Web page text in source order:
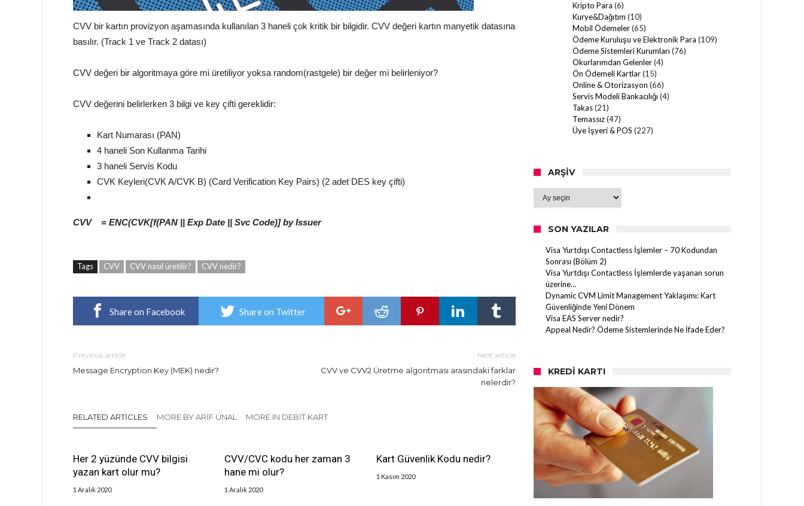
CVV bir kartın provizyon aşamasında kullanılan 3 haneli çok kritik bir bilgidir. CVV değeri kartın manyetik datasına
basılır. (Track 1 ve Track 2 datası)
CVV değeri bir algoritmaya göre mi üretiliyor yoksa random(rastgele) bir değer mi belirleniyor?
CVV değerini belirlerken 3 bilgi ve key çifti gereklidir:
Kart Numarası (PAN)
4 haneli Son Kullanma Tarihi
3 haneli Servis Kodu
CVK Keyleri(CVK A/CVK B) (Card Verification Key Pairs) (2 adet DES key çifti)
CVV = ENC(CVK[f(PAN || Exp Date || Svc Code)] by Issuer
Tags CVV CVV nasıl üretilir? CVV nedir?
Share on Facebook Share on Twitter
Previous article
Message Encryption Key (MEK) nedir?
Next article
CVV ve CVV2 Üretme algoritması arasındaki farklar
nelerdir?
RELATED ARTICLES MORE BY ARIF ÜNAL MORE IN DEBIT KART
Her 2 yüzünde CVV bilgisi
yazan kart olur mu?
1 Aralık 2020
CVV/CVC kodu her zaman 3
hane mi olur?
1 Aralık 2020
Kart Güvenlik Kodu nedir?
1 Kasım 2020
Kripto Para (6)
Kurye&Dağıtım (10)
Mobil Ödemeler(65)
Ödeme Kuruluşu ve Elektronik Para (109)
Ödeme Sistemleri Kurumları (76)
Okurlarımdan Gelenler(4)
Ön Ödemeli Kartlar(15)
Online & Otorizasyon (66)
Servis Modeli Bankacılığı (4)
Takas(21)
Temassız(47)
Üye İşyeri & POS (227)
ARŞIV
SON YAZILAR
Visa Yurtdışı Contactless İşlemler – 70 Kodundan
Sonrası (Bölüm 2)
Visa Yurtdışı Contactless İşlemlerde yaşanan sorun
üzerine…
Dynamic CVM Limit Management Yaklaşımı: Kart
Güvenliğinde Yeni Dönem
Visa EAS Server nedir?
Appeal Nedir? Ödeme Sistemlerinde Ne İfade Eder?
KREDI KARTI